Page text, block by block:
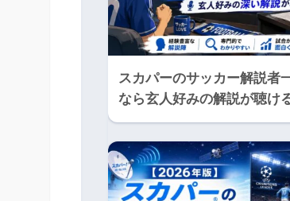
スカパーのサッカー解説者
なら玄人好みの解説が聴け